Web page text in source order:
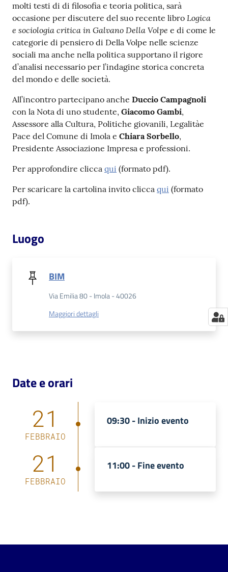
Catalogo
on line
Eventi
Chiedi al
Avvisi
Orari
molti testi di di filosofia e teoria politica, sarà
occasione per discutere del suo recente libro Logica
e sociologia critica in Galvano Della Volpe e di come le
categorie di pensiero di Della Volpe nelle scienze
sociali ma anche nella politica supportano il rigore
d’analisi necessario per l’indagine storica concreta
del mondo e delle società.
All’incontro partecipano anche Duccio Campagnoli
con la Nota di uno studente, Giacomo Gambi,
Assessore alla Cultura, Politiche giovanili, Legalitàe
Pace del Comune di Imola e Chiara Sorbello,
Presidente Associazione Impresa e professioni.
Per approfondire clicca qui (formato pdf).
Per scaricare la cartolina invito clicca qui (formato
pdf).
Luogo
BIM
Via Emilia 80 - Imola - 40026
Maggiori dettagli
Date e orari
21
FEBBRAIO
09:30 -Inizio evento
21
FEBBRAIO
11:00 -Fine evento